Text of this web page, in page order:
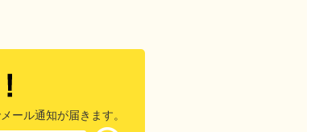
ール通知が届きます。